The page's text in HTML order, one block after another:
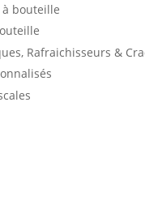
bouteille
Rafraichisseurs &